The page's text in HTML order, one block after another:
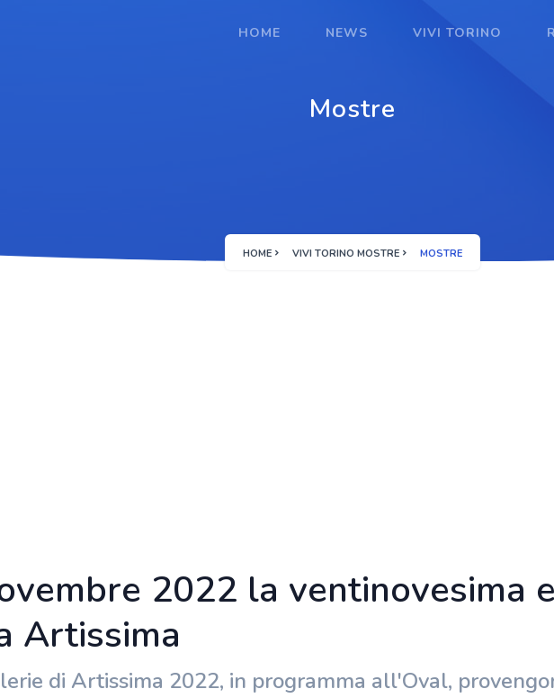
HOME NEWS VIVI TORINO
Mostre
HOME VIVI TORINO MOSTRE MOSTRE
2022 la ventinovesima
Artissima
di Artissima 2022, in programma all'Oval,